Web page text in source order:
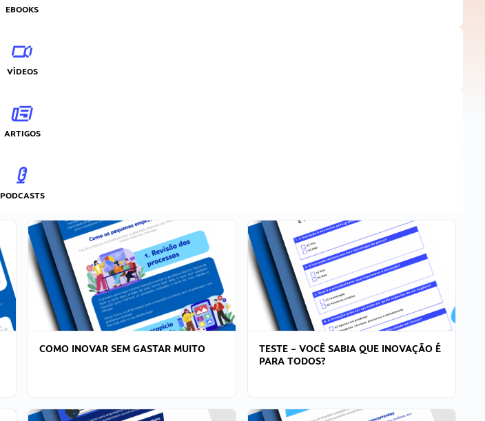
EBOOKS
VÍDEOS
ARTIGOS
PODCASTS
COMO INOVAR SEM GASTAR MUITO
TESTE – VOCÊ SABIA QUE INOVAÇÃO É
PARA TODOS?